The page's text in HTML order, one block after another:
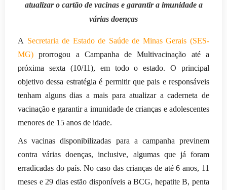
atualizar o cartão de vacinas e garantir a imunidade a
várias doenças
A Secretaria de Estado de Saúde de Minas Gerais (SES-
MG) prorrogou a Campanha de Multivacinação até a
próxima sexta (10/11), em todo o estado. O principal
objetivo dessa estratégia é permitir que pais e responsáveis
tenham alguns dias a mais para atualizar a caderneta de
vacinação e garantir a imunidade de crianças e adolescentes
menores de 15 anos de idade.
As vacinas disponibilizadas para a campanha previnem
contra várias doenças, inclusive, algumas que já foram
erradicadas do país. No caso das crianças de até 6 anos, 11
meses e 29 dias estão disponíveis a BCG, hepatite B, penta